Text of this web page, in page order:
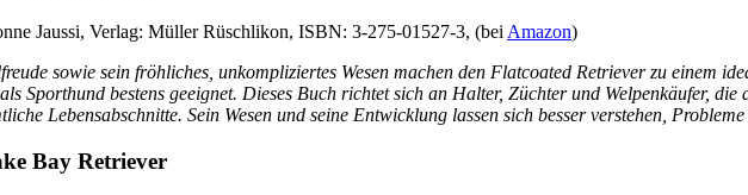
Jaussi, Verlag: Müller Rüschlikon, ISBN: 3-275-01527-3, (bei Amazon)
sowie sein fröhliches, unkompliziertes Wesen machen den Flatcoated Retriever zu einem
Sporthund bestens geeignet. Dieses Buch richtet sich an Halter, Züchter und Welpenkäufer,
Lebensabschnitte. Sein Wesen und seine Entwicklung lassen sich besser verstehen,
Bay Retriever